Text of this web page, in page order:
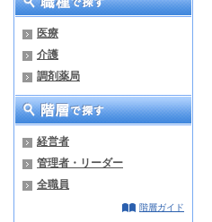
医療
介護
調剤薬局
経営者
管理者・リーダー
全職員
階層ガイド